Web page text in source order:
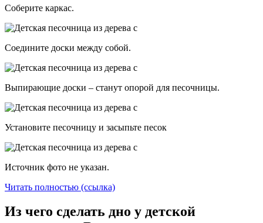
Соберите каркас.
Соедините доски между собой.
Выпирающие доски – станут опорой для песочницы.
Установите песочницу и засыпьте песок
Источник фото не указан.
Читать полностью (ссылка)
Из чего сделать дно у детской